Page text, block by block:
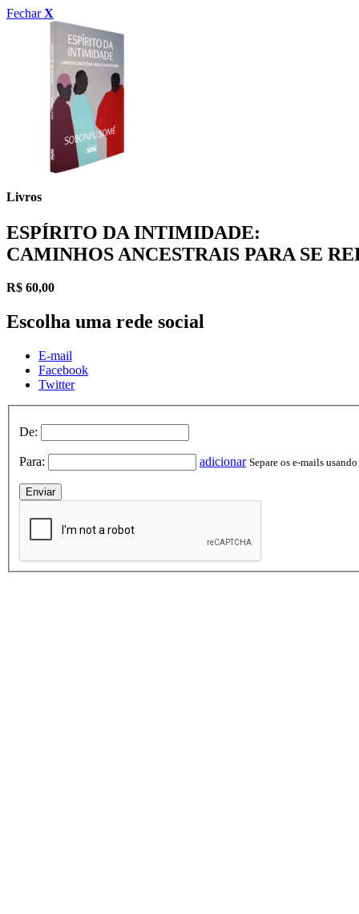
FecharX
Livros
ESPÍRITO DA INTIMIDADE:
CAMINHOS ANCESTRAIS PARA SE
R$ 60,00
Escolha uma rede social
E-mail
Facebook
Twitter
De:
Para: adicionar Separe os e-mails